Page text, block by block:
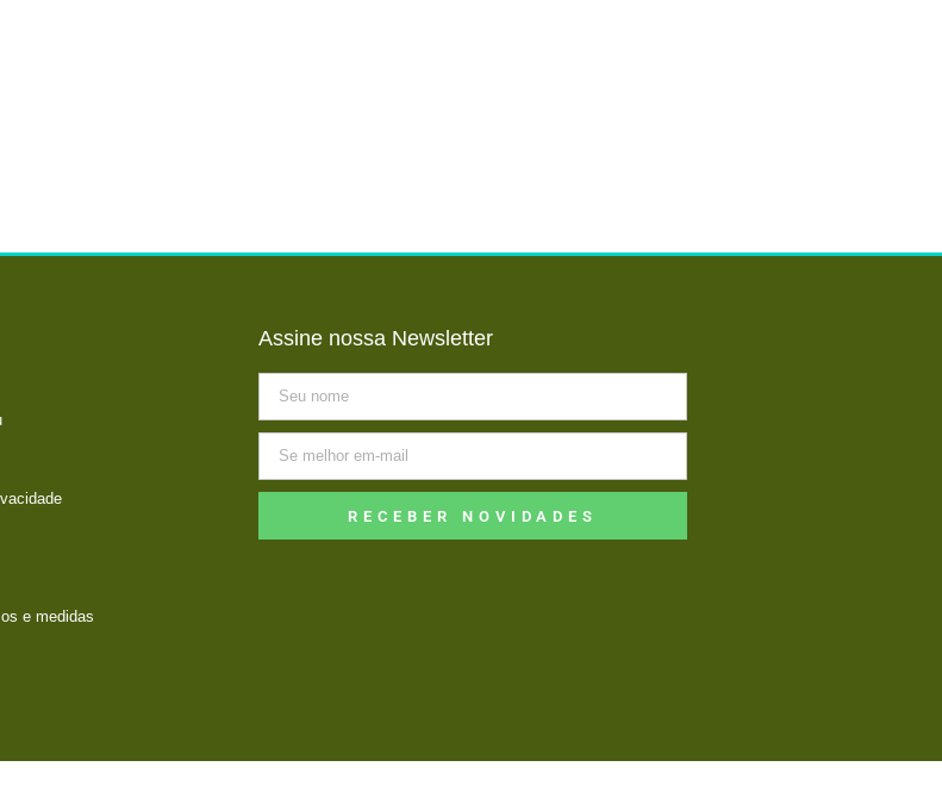
e medidas
Assine nossa Newsletter
RECEBER NOVIDADES